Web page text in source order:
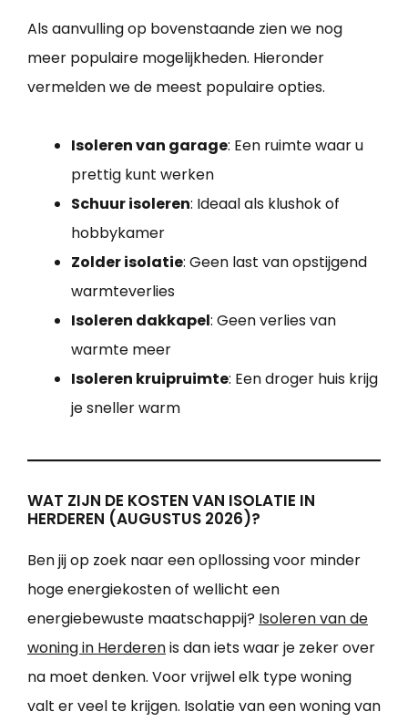
Als aanvulling op bovenstaande zien we nog
meer populaire mogelijkheden. Hieronder
vermelden we de meest populaire opties.
Isoleren van garage: Een ruimte waar u
prettig kunt werken
Schuur isoleren: Ideaal als klushok of
hobbykamer
Zolder isolatie: Geen last van opstijgend
warmteverlies
Isoleren dakkapel: Geen verlies van
warmte meer
Isoleren kruipruimte: Een droger huis krijg
je sneller warm
WAT ZIJN DE KOSTEN VAN ISOLATIE IN
HERDEREN (AUGUSTUS 2026)?
Ben jij op zoek naar een opllossing voor minder
hoge energiekosten of wellicht een
energiebewuste maatschappij? Isoleren van de
woning in Herderenis dan iets waar je zeker over
na moet denken. Voor vrijwel elk type woning
valt er veel te krijgen. Isolatie van een woning van